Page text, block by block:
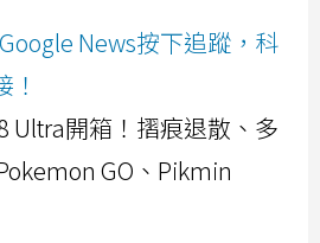
News按下追蹤，科
Ultra開箱！摺痕退散、多
GO、Pikmin